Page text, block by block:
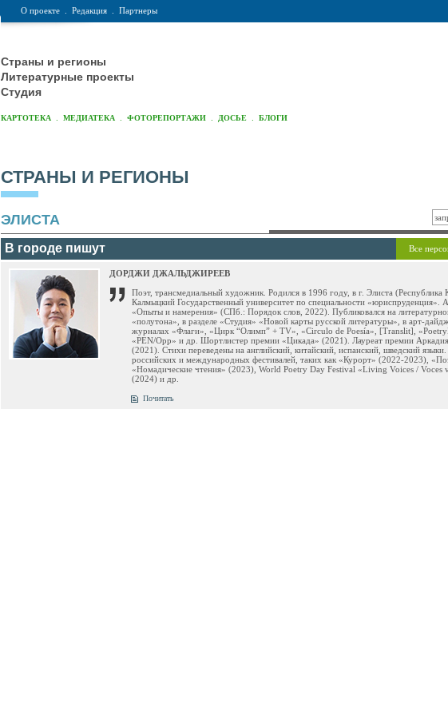
О проекте Редакция Партнеры
Страны и регионы
Литературные проекты
Студия
КАРТОТЕКА МЕДИАТЕКА ФОТОРЕПОРТАЖИ ДОСЬЕ БЛОГИ
СТРАНЫ И РЕГИОНЫ
ЭЛИСТА
В городе пишут Все
ДОРДЖИ ДЖАЛЬДЖИРЕЕВ
Поэт, трансмедиальный художник. Родился в 1996 году, в г. Элиста
Калмыцкий Государственный университет по специальности «юриспруденция».
«Опыты и намерения» (СПб.: Порядок слов, 2022). Публиковался на
«полутона», в разделе «Студия» «Новой карты русской литературы», в арт-
журналах «Флаги», «Цирк “Олимп” + TV», «Circulo de Poesía», [Translit],
«PEN/Opp» и др. Шортлистер премии «Цикада» (2021). Лауреат премии
(2021). Стихи переведены на английский, китайский, испанский, шведский
российских и международных фестивалей, таких как «Курорт» (2022-2023),
«Номадические чтения» (2023), World Poetry Day Festival «Living Voices / Voces
(2024) и др.
Почитать